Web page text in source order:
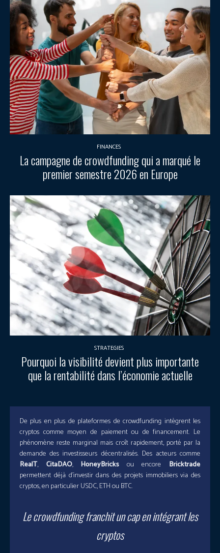
FINANCES
La campagne de crowdfunding qui a marqué le
premier semestre 2026 en Europe
STRATEGIES
Pourquoi la visibilité devient plus importante
que la rentabilité dans l’économie actuelle
De plus en plus de plateformes de crowdfunding intègrent les
cryptos comme moyen de paiement ou de financement. Le
phénomène reste marginal mais croît rapidement, porté par la
demande des investisseurs décentralisés. Des acteurs comme
RealT, CitaDAO, HoneyBricksou encore Bricktrade
permettent déjà d’investir dans des projets immobiliers via des
cryptos, en particulier USDC, ETH ou BTC.
Lecrowdfundingfranchit un cap en intégrant les
cryptos